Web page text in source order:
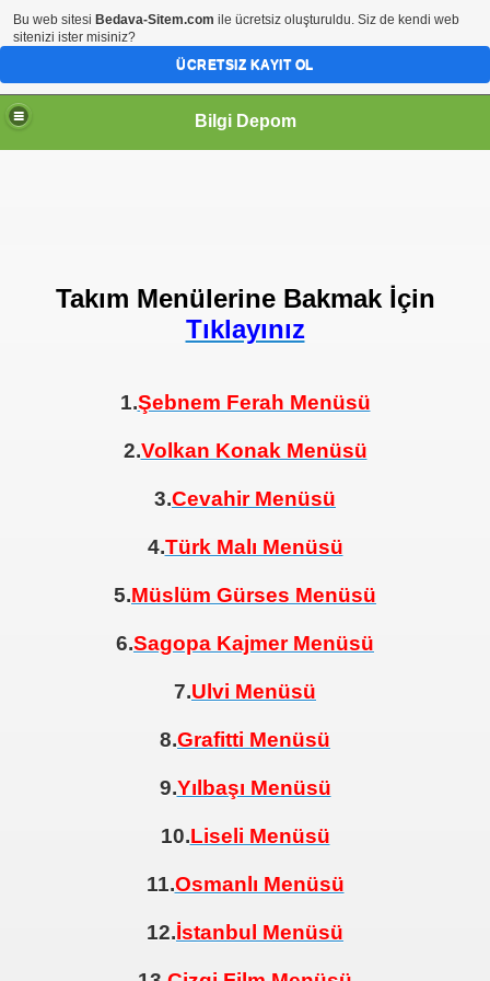
Bilgi Depom
Takım Menülerine Bakmak İçin
Tıklayınız
1.Şebnem Ferah Menüsü
2.Volkan Konak Menüsü
3.Cevahir Menüsü
4.Türk Malı Menüsü
5.Müslüm Gürses Menüsü
6.Sagopa Kajmer Menüsü
7.Ulvi Menüsü
8.Grafitti Menüsü
9.Yılbaşı Menüsü
10.Liseli Menüsü
11.Osmanlı Menüsü
12.İstanbul Menüsü
Bu web sitesi Bedava-Sitem.com ile ücretsiz oluşturuldu. Siz de kendi web
sitenizi ister misiniz?
ÜCRETSIZ KAYIT OL